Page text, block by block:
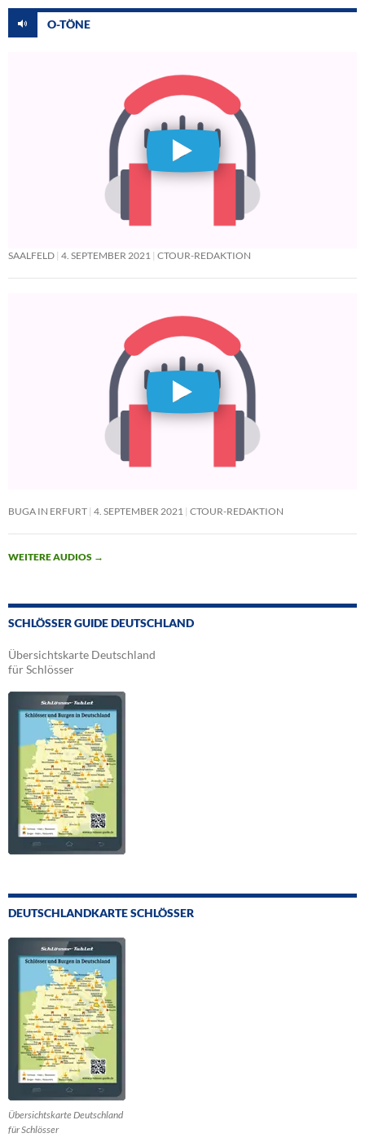
O-TÖNE
SAALFELD 4. SEPTEMBER 2021 CTOUR-REDAKTION
BUGA IN ERFURT 4. SEPTEMBER 2021 CTOUR-REDAKTION
WEITERE AUDIOS →
SCHLÖSSER GUIDE DEUTSCHLAND
Übersichtskarte Deutschland
für Schlösser
DEUTSCHLANDKARTE SCHLÖSSER
Übersichtskarte Deutschland
für Schlösser